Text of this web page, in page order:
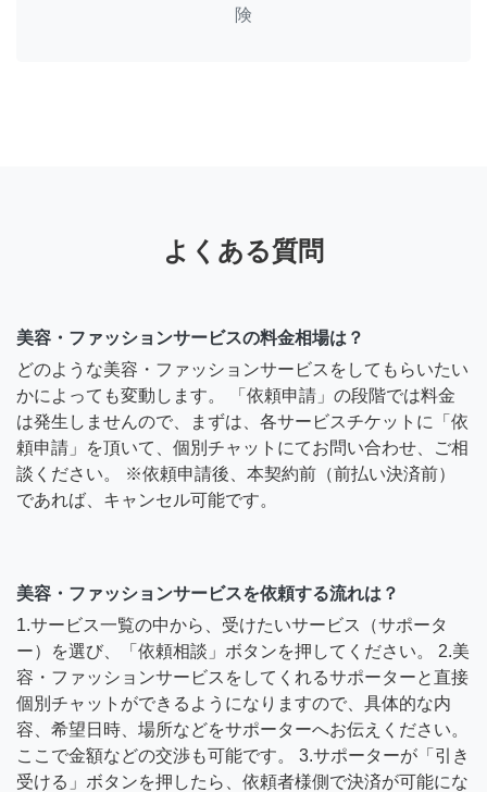
険
よくある質問
美容・ファッションサービスの料金相場は？
どのような美容・ファッションサービスをしてもらいたい
かによっても変動します。 「依頼申請」の段階では料金
は発生しませんので、まずは、各サービスチケットに「依
頼申請」を頂いて、個別チャットにてお問い合わせ、ご相
談ください。 ※依頼申請後、本契約前（前払い決済前）
であれば、キャンセル可能です。
美容・ファッションサービスを依頼する流れは？
1.サービス一覧の中から、受けたいサービス（サポータ
ー）を選び、「依頼相談」ボタンを押してください。 2.美
容・ファッションサービスをしてくれるサポーターと直接
個別チャットができるようになりますので、具体的な内
容、希望日時、場所などをサポーターへお伝えください。
ここで金額などの交渉も可能です。 3.サポーターが「引き
受ける」ボタンを押したら、依頼者様側で決済が可能にな